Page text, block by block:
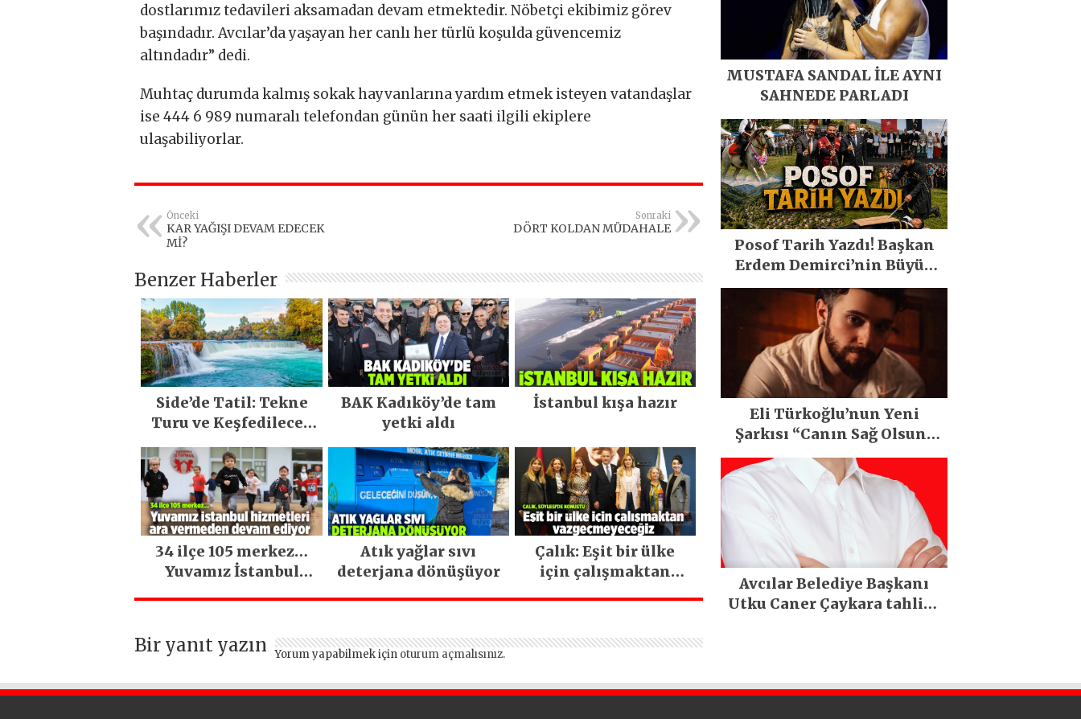
dostlarımız tedavileri aksamadan devam etmektedir. Nöbetçi ekibimiz görev
başındadır. Avcılar’da yaşayan her canlı her türlü koşulda güvencemiz
altındadır” dedi.
Muhtaç durumda kalmış sokak hayvanlarına yardım etmek isteyen vatandaşlar
ise 444 6 989 numaralı telefondan günün her saati ilgili ekiplere
ulaşabiliyorlar.
Önceki
KAR YAĞIŞI DEVAM EDECEK
Mİ?
Sonraki
DÖRT KOLDAN MÜDAHALE
Benzer Haberler
Side’de Tatil: Tekne
Turu ve Keşfedilecek
BAK Kadıköy’de tam
yetki aldı
İstanbul kışa hazır
34 ilçe 105 merkez…
Yuvamız İstanbul
Atık yağlar sıvı
deterjana dönüşüyor
Çalık: Eşit bir ülke
için çalışmaktan
Bir yanıt yazın Yorum yapabilmek için oturum açmalısınız.
MUSTAFA SANDAL İLE AYNI
SAHNEDE PARLADI
Posof Tarih Yazdı! Başkan
Erdem Demirci’nin Büyük
Emeğiyle Son Yılların En
Büyük Festivali Gerçekleşti
Eli Türkoğlu’nun Yeni
Şarkısı “Canın Sağ Olsun”
Büyük İlgi Gördü!..
Avcılar Belediye Başkanı
Utku Caner Çaykara tahliye